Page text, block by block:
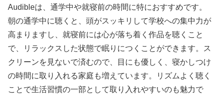
Audibleは、通学中や就寝前の時間に特におすすめです。
朝の通学中に聴くと、頭がスッキリして学校への集中力が
高まりますし、就寝前には心が落ち着く作品を聴くこと
で、リラックスした状態で眠りにつくことができます。ス
クリーンを見ないで済むので、目にも優しく、寝かしつけ
の時間に取り入れる家庭も増えています。リズムよく聴く
ことで生活習慣の一部として取り入れやすいのも魅力で